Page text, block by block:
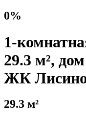
0%
1-
29.3 м²,
ЖК
29.3 м²